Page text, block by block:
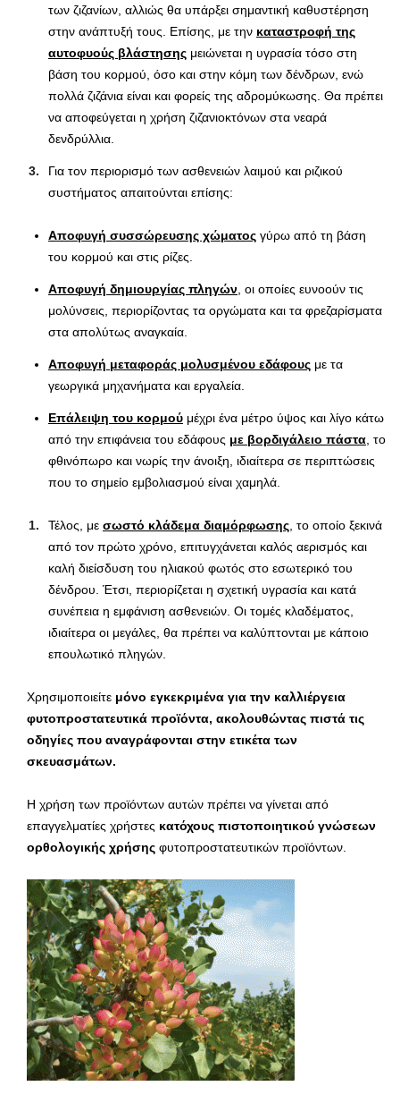
των ζιζανίων, αλλιώς θα υπάρξει σημαντική καθυστέρηση
στην ανάπτυξή τους. Επίσης, με την καταστροφή της
αυτοφυούς βλάστησης μειώνεται η υγρασία τόσο στη
βάση του κορμού, όσο και στην κόμη των δένδρων, ενώ
πολλά ζιζάνια είναι και φορείς της αδρομύκωσης. Θα πρέπει
να αποφεύγεται η χρήση ζιζανιοκτόνων στα νεαρά
δενδρύλλια.
Για τον περιορισμό των ασθενειών λαιμού και ριζικού
συστήματος απαιτούνται επίσης:
Αποφυγή συσσώρευσης χώματος γύρω από τη βάση
του κορμού και στις ρίζες.
Αποφυγή δημιουργίας πληγών, οι οποίες ευνοούν τις
μολύνσεις, περιορίζοντας τα οργώματα και τα φρεζαρίσματα
στα απολύτως αναγκαία.
Αποφυγή μεταφοράς μολυσμένου εδάφους με τα
γεωργικά μηχανήματα και εργαλεία.
Επάλειψη του κορμού μέχρι ένα μέτρο ύψος και λίγο κάτω
από την επιφάνεια του εδάφους με βορδιγάλειο πάστα, το
φθινόπωρο και νωρίς την άνοιξη, ιδιαίτερα σε περιπτώσεις
που το σημείο εμβολιασμού είναι χαμηλά.
Τέλος, με σωστό κλάδεμα διαμόρφωσης, το οποίο ξεκινά
από τον πρώτο χρόνο, επιτυγχάνεται καλός αερισμός και
καλή διείσδυση του ηλιακού φωτός στο εσωτερικό του
δένδρου. Έτσι, περιορίζεται η σχετική υγρασία και κατά
συνέπεια η εμφάνιση ασθενειών. Οι τομές κλαδέματος,
ιδιαίτερα οι μεγάλες, θα πρέπει να καλύπτονται με κάποιο
επουλωτικό πληγών.
Χρησιμοποιείτε μόνο εγκεκριμένα για την καλλιέργεια
φυτοπροστατευτικά προϊόντα, ακολουθώντας πιστά τις
οδηγίες που αναγράφονται στην ετικέτα των
σκευασμάτων.
Η χρήση των προϊόντων αυτών πρέπει να γίνεται από
επαγγελματίες χρήστες κατόχους πιστοποιητικού γνώσεων
ορθολογικής χρήσης φυτοπροστατευτικών προϊόντων.